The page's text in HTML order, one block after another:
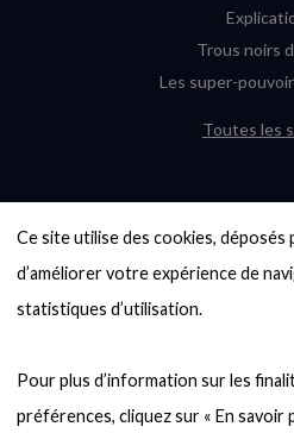
Ce site utilise des cookies, déposés
d’améliorer votre expérience de
statistiques d’utilisation.
Pour plus d’information sur les
Trous noirs
Les super-
Toutes les
6000 exoplanètes, et
en vue
Quel avenir pour
Entre mathématiques
quête d’un vote